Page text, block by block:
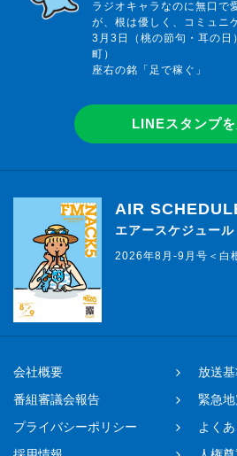
ラジオキャラなのに無口で
が、根は優しく、コミュニ
3月3日（桃の節句・耳の日
町）
座右の銘「足で稼ぐ」
LINEスタンプ
AIR
エアースケジュール
2026年8月-9月号＜白
会社概要
放送
番組審議会報告
緊急
プライバシーポリシー
よく